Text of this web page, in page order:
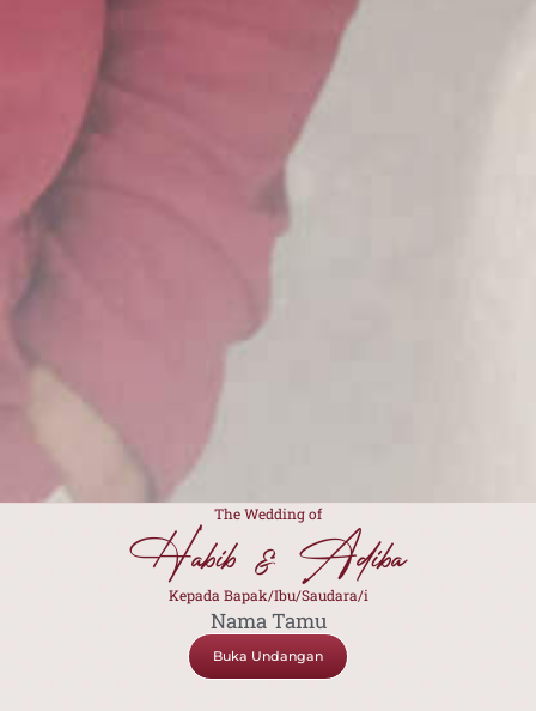
The Wedding of
Habib & Adiba
Kepada Bapak/Ibu/Saudara/i
Nama Tamu
Buka Undangan